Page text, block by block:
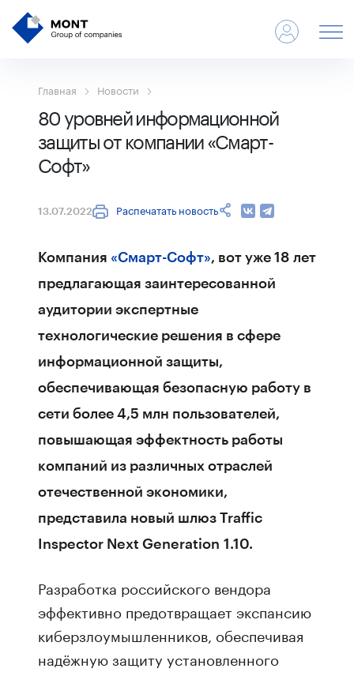
Главная Новости
80 уровней информационной
защиты от компании «Смарт-
Софт»
13.07.2022 Распечатать новость
Компания «Смарт-Софт», вот уже 18 лет
предлагающая заинтересованной
аудитории экспертные
технологические решения в сфере
информационной защиты,
обеспечивающая безопасную работу в
сети более 4,5 млн пользователей,
повышающая эффектность работы
компаний из различных отраслей
отечественной экономики,
представила новый шлюз Traffic
Inspector Next Generation 1.10.
Разработка российского вендора
эффективно предотвращает экспансию
киберзлоумышленников, обеспечивая
надёжную защиту установленного